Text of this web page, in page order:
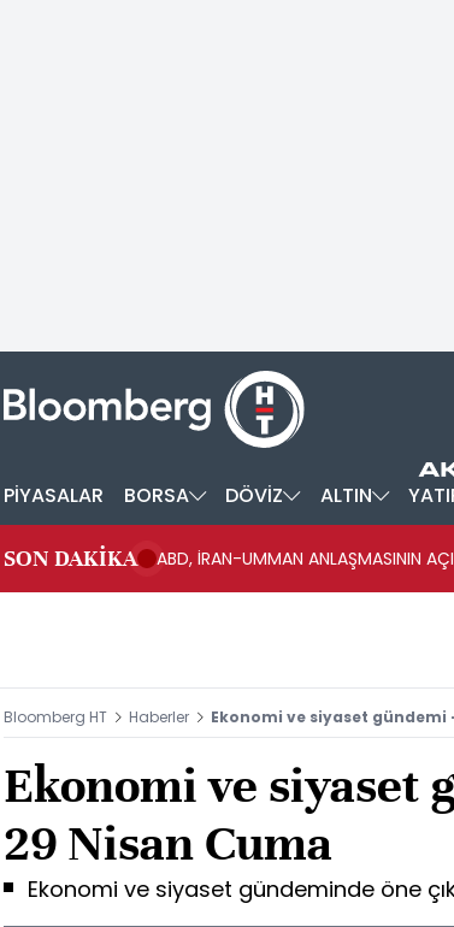
PİYASALAR BORSA DÖVİZ ALTIN
SON DAKİKA ABD, İRAN-UMMAN ANLAŞMASININ
Bloomberg HT Haberler Ekonomi ve siyaset gündemi
Ekonomi ve siyaset
29 Nisan Cuma
Ekonomi ve siyaset gündeminde öne